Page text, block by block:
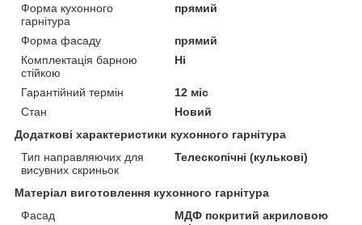
Форма кухонного
гарнітура
прямий
Форма фасаду
прямий
Комплектація барною
стійкою
Ні
Гарантійний термін
12 міс
Стан
Новий
Додаткові характеристики кухонного гарнітура
Тип направляючих для
висувних скриньок
Телескопічні (кулькові)
Матеріал виготовлення кухонного гарнітура
Фасад
МДФ покритий акриловою